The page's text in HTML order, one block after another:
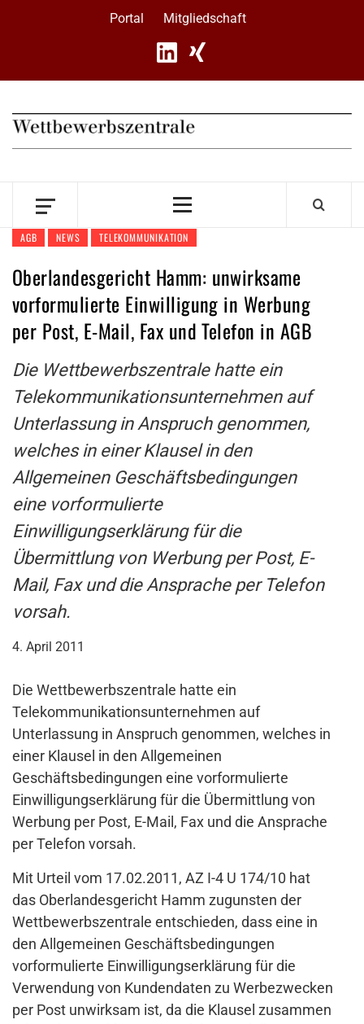
Portal Mitgliedschaft
Primary
AGB NEWS TELEKOMMUNIKATION
Oberlandesgericht Hamm: unwirksame
vorformulierte Einwilligung in Werbung
per Post, E-Mail, Fax und Telefon in AGB
Die Wettbewerbszentrale hatte ein
Telekommunikationsunternehmen auf
Unterlassung in Anspruch genommen,
welches in einer Klausel in den
Allgemeinen Geschäftsbedingungen
eine vorformulierte
Einwilligungserklärung für die
Übermittlung von Werbung per Post, E-
Mail, Fax und die Ansprache per Telefon
vorsah.
4. April 2011
Die Wettbewerbszentrale hatte ein
Telekommunikationsunternehmen auf
Unterlassung in Anspruch genommen, welches in
einer Klausel in den Allgemeinen
Geschäftsbedingungen eine vorformulierte
Einwilligungserklärung für die Übermittlung von
Werbung per Post, E-Mail, Fax und die Ansprache
per Telefon vorsah.
Mit Urteil vom 17.02.2011, AZ I-4 U 174/10 hat
das Oberlandesgericht Hamm zugunsten der
Wettbewerbszentrale entschieden, dass eine in
den Allgemeinen Geschäftsbedingungen
vorformulierte Einwilligungserklärung für die
Verwendung von Kundendaten zu Werbezwecken
per Post unwirksam ist, da die Klausel zusammen